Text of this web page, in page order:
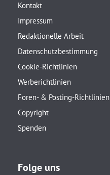
Kontakt
Impressum
Redaktionelle Arbeit
Datenschutzbestimmung
Cookie-Richtlinien
Werberichtlinien
Foren- & Posting-Richtlinien
Copyright
Spenden
Folge uns